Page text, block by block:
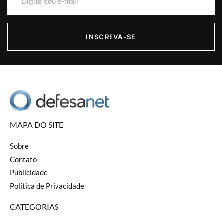
INSCREVA-SE
MAPA DO SITE
Sobre
Contato
Publicidade
Política de Privacidade
CATEGORIAS